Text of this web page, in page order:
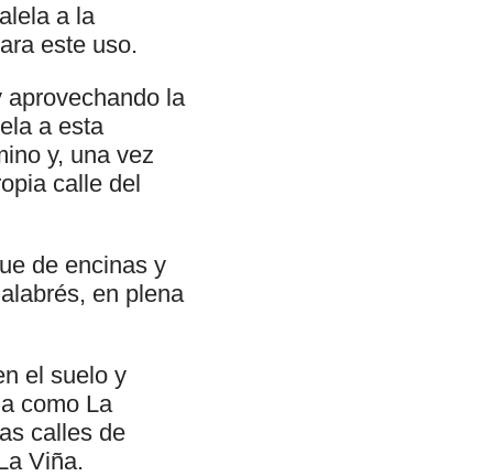
a la
este uso.
aprovechando la
a esta
y, una vez
calle del
de encinas y
en plena
el suelo y
como La
calles de
Viña.